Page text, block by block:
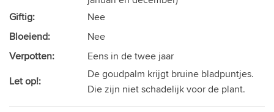
Giftig:
Nee
Bloeiend:
Nee
Verpotten:
Eens in de twee jaar
Let op!:
De goudpalm krijgt bruine bladpuntjes.
Die zijn niet schadelijk voor de plant.